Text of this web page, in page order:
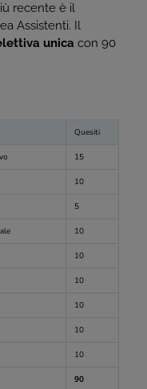
recente è il
Assistenti. Il
unica con 90
Quesiti
15
10
5
10
10
10
10
10
10
90